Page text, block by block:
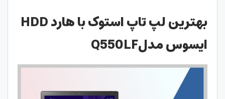
بهترین لپ تاپ استوک با هارد HDD
ایسوس مدلQ550LF